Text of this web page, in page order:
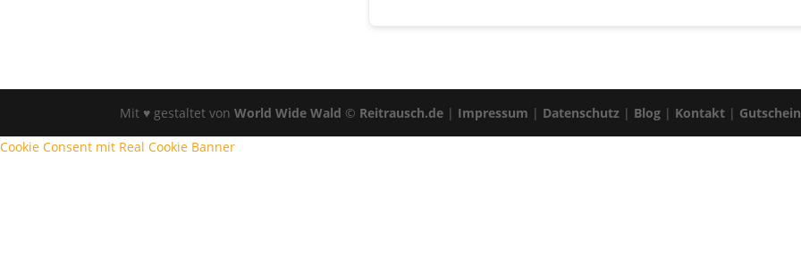
Mit ♥ gestaltet vonWorld Wide Wald © Reitrausch.de | Impressum | Datenschutz | Blog | Kontakt | Gutschein
Cookie Consent mit Real Cookie Banner